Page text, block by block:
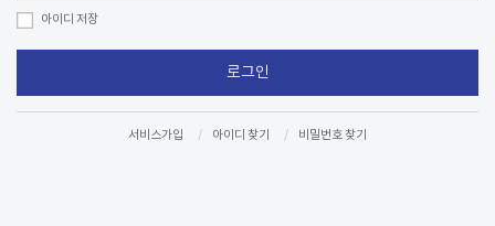
아이디 저장
로그인
서비스가입 아이디 찾기 비밀번호 찾기